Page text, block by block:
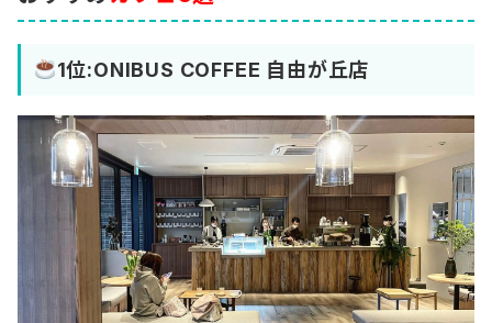
1位:ONIBUS COFFEE 自由が丘店